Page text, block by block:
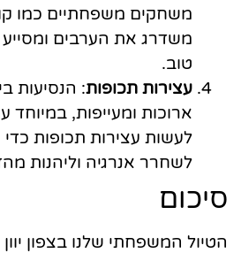
משחקים משפחתיים כמו
משדרג את הערבים
טוב.
עצירות תכופות: הנסיעות
ארוכות ומעייפות, במיוחד
לעשות עצירות תכופות כדי
לשחרר אנרגיה וליהנות
סיכום
הטיול המשפחתי שלנו בצפון